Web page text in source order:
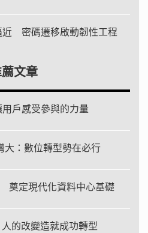
近 密碼遷移啟動韌性工程
文章
戶感受參與的力量
大：數位轉型勢在必行
奠定現代化資料中心基礎
的改變造就成功轉型